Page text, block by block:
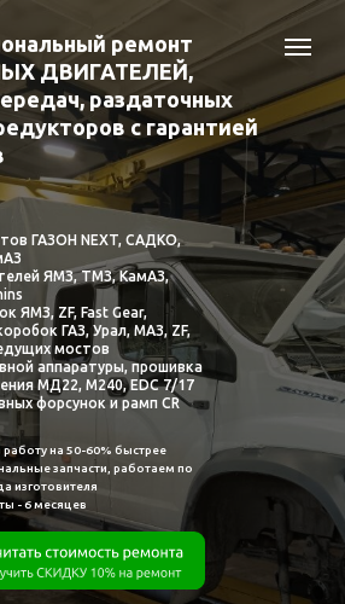
ремонт
ДВИГАТЕЛЕЙ,
раздаточных
с гарантией
ГАЗОН NEXT, САДКО,
ЯМЗ, ТМЗ, КамАЗ,
ЯМЗ, ZF, Fast Gear,
ГАЗ, Урал, МАЗ, ZF,
мостов
аппаратуры, прошивка
МД22, М240, EDC 7/17
форсунок и рамп CR
на 50-60% быстрее
запчасти, работаем по
изготовителя
- 6 месяцев